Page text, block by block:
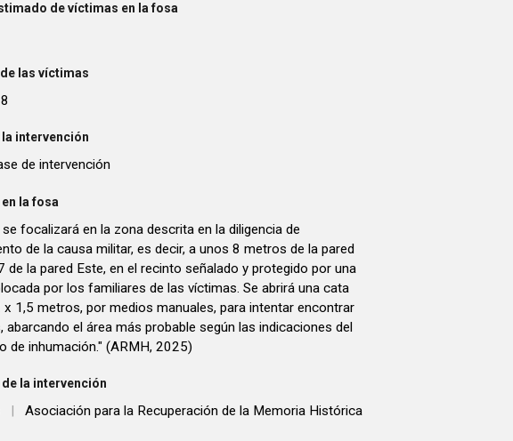
de víctimas en la fosa
las víctimas
la intervención
de intervención
la fosa
focalizará en la zona descrita en la diligencia de
de la causa militar, es decir, a unos 8 metros de la pared
de la pared Este, en el recinto señalado y protegido por una
por los familiares de las víctimas. Se abrirá una cata
x 1,5 metros, por medios manuales, para intentar encontrar
abarcando el área más probable según las indicaciones del
de inhumación." (ARMH, 2025)
la intervención
|
Asociación para la Recuperación de la Memoria Histórica